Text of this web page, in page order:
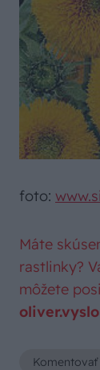
foto:
Máte
rastlinky?
môžete
Komentovať